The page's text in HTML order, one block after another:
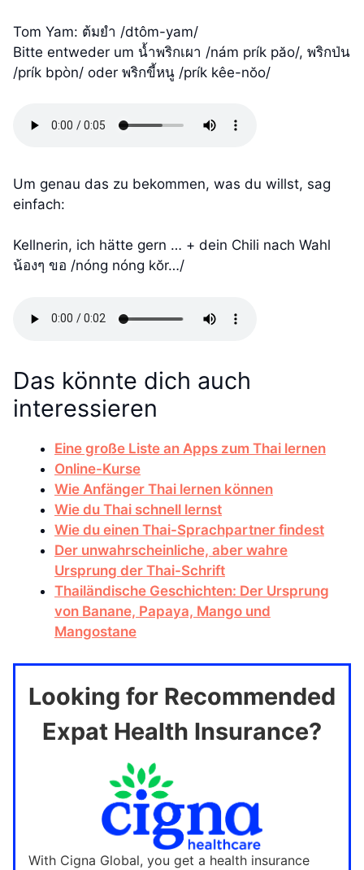
Tom Yam: ต้มยำ /dtôm-yam/
Bitte entweder um น้ำพริกเผา /nám prík păo/, พริกป่น
/prík bpòn/ oder พริกขี้หนู /prík kêe-nŏo/
Um genau das zu bekommen, was du willst, sag
einfach:
Kellnerin, ich hätte gern … + dein Chili nach Wahl
น้องๆ ขอ /nóng nóng kŏr…/
Das könnte dich auch
interessieren
Eine große Liste an Apps zum Thai lernen
Online-Kurse
Wie Anfänger Thai lernen können
Wie du Thai schnell lernst
Wie du einen Thai-Sprachpartner findest
Der unwahrscheinliche, aber wahre
Ursprung der Thai-Schrift
Thailändische Geschichten: Der Ursprung
von Banane, Papaya, Mango und
Mangostane
Looking for Recommended
Expat Health Insurance?
With Cigna Global, you get a health insurance